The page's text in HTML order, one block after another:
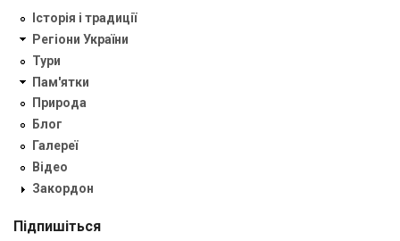
Історія і традиції
Регіони України
Тури
Пам'ятки
Природа
Блог
Галереї
Відео
Закордон
Підпишіться